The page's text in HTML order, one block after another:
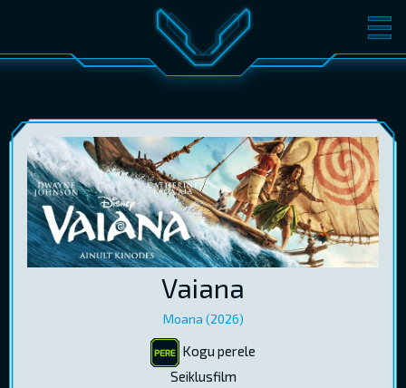
FILMID PILETID
KONVERENTS V-KLUBI
KINKEKAARDID
Vaiana
Moana (2026)
Kogu perele
Seiklusfilm